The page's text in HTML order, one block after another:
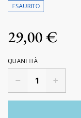
ESAURITO
29,00 €
QUANTITÀ